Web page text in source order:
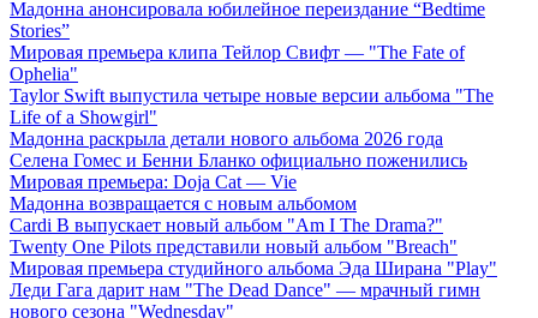
Мадонна анонсировала юбилейное переиздание “Bedtime
Stories”
Мировая премьера клипа Тейлор Свифт — "The Fate of
Ophelia"
Taylor Swift выпустила четыре новые версии альбома "The
Life of a Showgirl"
Мадонна раскрыла детали нового альбома 2026 года
Селена Гомес и Бенни Бланко официально поженились
Мировая премьера: Doja Cat — Vie
Мадонна возвращается с новым альбомом
Cardi B выпускает новый альбом "Am I The Drama?"
Twenty One Pilots представили новый альбом "Breach"
Мировая премьера студийного альбома Эда Ширана "Play"
Леди Гага дарит нам "The Dead Dance" — мрачный гимн
нового сезона "Wednesday"